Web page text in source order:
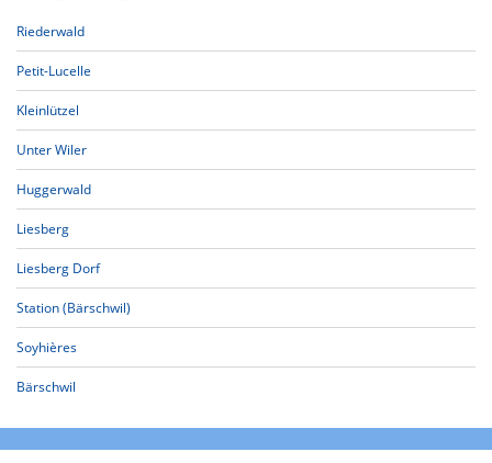
Riederwald
Petit-Lucelle
Kleinlützel
Unter Wiler
Huggerwald
Liesberg
Liesberg Dorf
Station (Bärschwil)
Soyhières
Bärschwil